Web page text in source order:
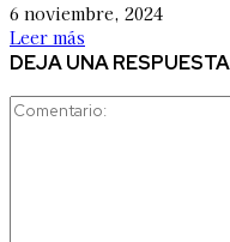
6 noviembre, 2024
Leer más
DEJA UNA RESPUESTA